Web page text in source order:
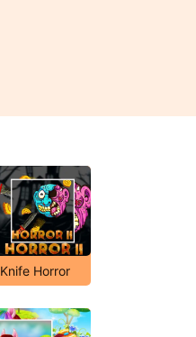
Knife Horror